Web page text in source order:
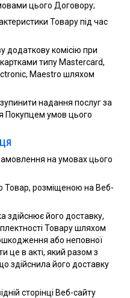
цього Договору;
Товару під час
додаткову комісію при
типу Mastercard,
Maestro шляхом
надання послуг за
Покупцем умов цього
на умовах цього
Товар, розміщеною на Веб-
здійснює його доставку,
Товару шляхом
або неповної
це в акті, який разом з
здійснила його доставку
сторінці Веб-сайту